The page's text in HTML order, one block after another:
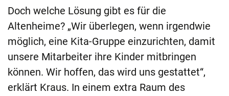
Doch welche Lösung gibt es für die
Altenheime? „Wir überlegen, wenn irgendwie
möglich, eine Kita-Gruppe einzurichten, damit
unsere Mitarbeiter ihre Kinder mitbringen
können. Wir hoffen, das wird uns gestattet“,
erklärt Kraus. In einem extra Raum des